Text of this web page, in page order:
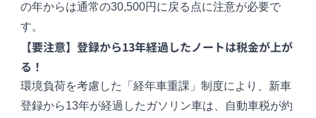
の年からは通常の30,500円に戻る点に注意が必要で
す。
【要注意】登録から13年経過したノートは税金が上が
る！
環境負荷を考慮した「経年車重課」制度により、新車
登録から13年が経過したガソリン車は、自動車税が約